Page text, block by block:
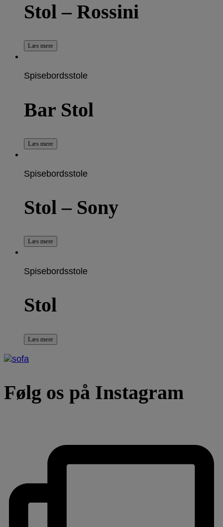
Stol – Rossini
Læs mere
Spisebordsstole
Bar Stol
Læs mere
Spisebordsstole
Stol – Sony
Læs mere
Spisebordsstole
Stol
Læs mere
Følg os på Instagram